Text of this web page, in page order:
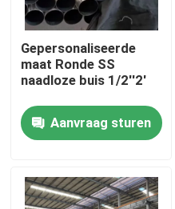
Huis
Gepersonaliseerde
maat Ronde SS
naadloze buis 1/2''2'
Aanvraag sturen